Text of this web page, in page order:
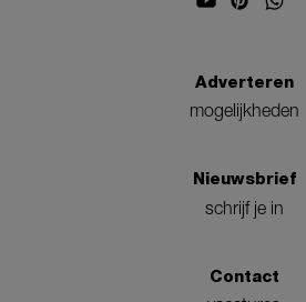
Adverteren
mogelijkheden
Nieuwsbrief
schrijf je in
Contact